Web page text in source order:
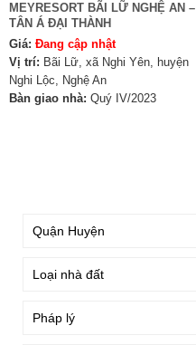
MEYRESORT BÃI LỮ NGHỆ AN –
TÂN Á ĐẠI THÀNH
Giá: Đang cập nhật
Vị trí: Bãi Lữ, xã Nghi Yên, huyện
Nghi Lộc, Nghệ An
Bàn giao nhà: Quý IV/2023